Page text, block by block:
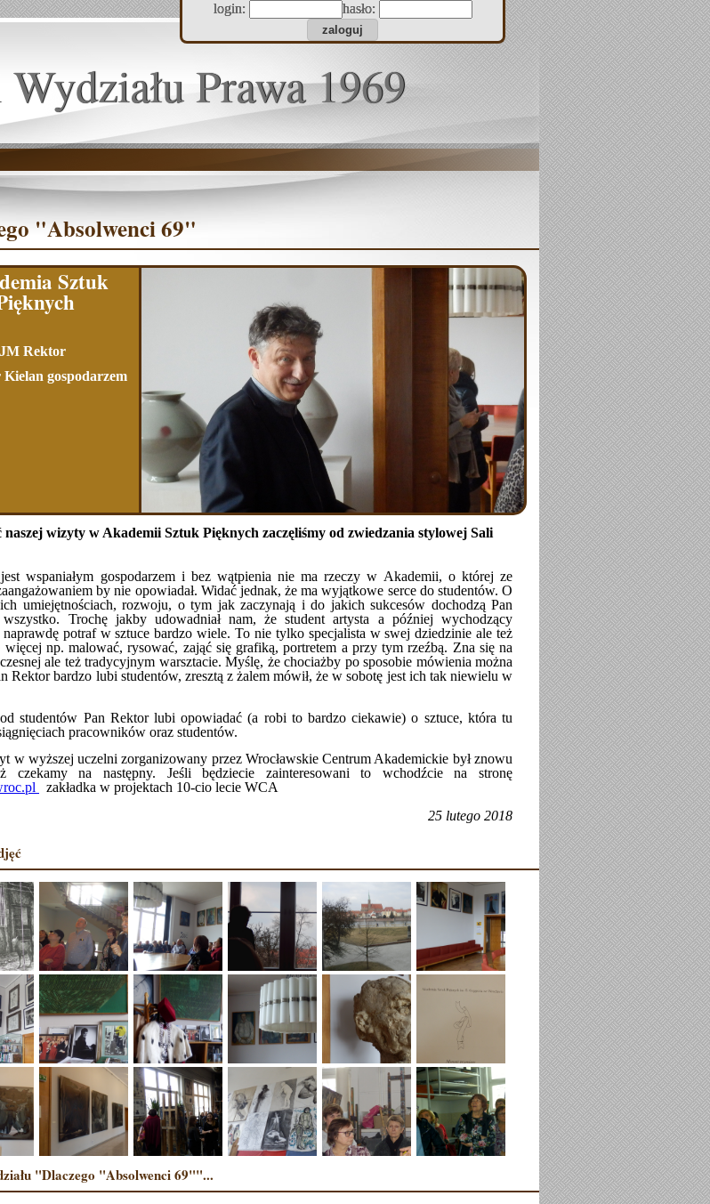
login: hasło:
Prawa 1969
"Absolwenci 69"
Sztuk
JM Rektor
gospodarzem
naszej wizyty w Akademii Sztuk Pięknych zaczęliśmy od zwiedzania stylowej Sali
wspaniałym gospodarzem i bez wątpienia nie ma rzeczy w Akademii, o której ze
by nie opowiadał. Widać jednak, że ma wyjątkowe serce do studentów. O
ich umiejętnościach, rozwoju, o tym jak zaczynają i do jakich sukcesów dochodzą Pan
Trochę jakby udowadniał nam, że student artysta a później wychodzący
potraf w sztuce bardzo wiele. To nie tylko specjalista w swej dziedzinie ale też
np. malować, rysować, zająć się grafiką, portretem a przy tym rzeźbą. Zna się na
ale też tradycyjnym warsztacie. Myślę, że chociażby po sposobie mówienia można
Rektor bardzo lubi studentów, zresztą z żalem mówił, że w sobotę jest ich tak niewielu w
studentów Pan Rektor lubi opowiadać (a robi to bardzo ciekawie) o sztuce, która tu
pracowników oraz studentów.
w wyższej uczelni zorganizowany przez Wrocławskie Centrum Akademickie był znowu
czekamy na następny. Jeśli będziecie zainteresowani to wchodźcie na stronę
zakładka w projektach 10-cio lecie WCA
25 lutego 2018
"Dlaczego "Absolwenci 69""...